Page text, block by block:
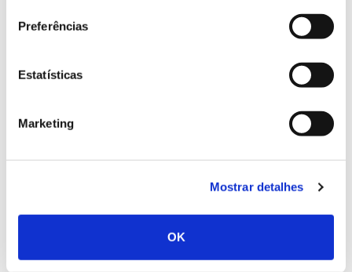
Preferências
Estatísticas
Marketing
Mostrar detalhes
OK
Registar galhas de Trichi em acácia-das-espigas:
cidadãos chamados a ajudar
no verão 2026